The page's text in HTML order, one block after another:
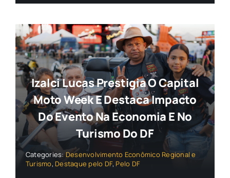
Izalci Lucas Prestigia O Capital
Moto Week E Destaca Impacto
Do Evento Na Economia E No
Turismo Do DF
Categories: Desenvolvimento Econômico Regional e
Turismo, Destaque pelo DF, Pelo DF